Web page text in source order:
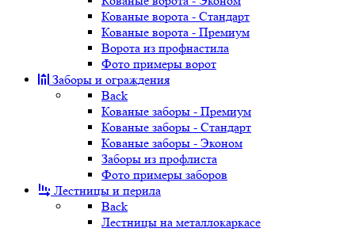
Кованые ворота - Стандарт
Кованые ворота - Премиум
Ворота из профнастила
Фото примеры ворот
Заборы и ограждения
Back
Кованые заборы - Премиум
Кованые заборы - Стандарт
Кованые заборы - Эконом
Заборы из профлиста
Фото примеры заборов
Лестницы и перила
Back
Лестницы на металлокаркасе